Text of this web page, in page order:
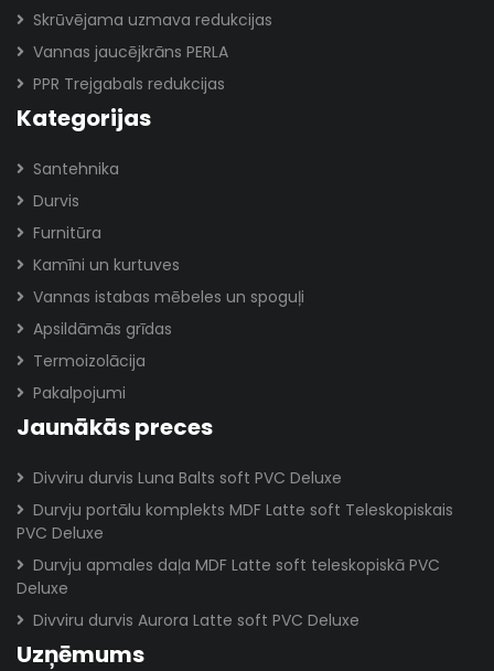
Skrūvējama uzmava redukcijas
Vannas jaucējkrāns PERLA
PPR Trejgabals redukcijas
Kategorijas
Santehnika
Durvis
Furnitūra
Kamīni un kurtuves
Vannas istabas mēbeles un spoguļi
Apsildāmās grīdas
Termoizolācija
Pakalpojumi
Jaunākās preces
Divviru durvis Luna Balts soft PVC Deluxe
Durvju portālu komplekts MDF Latte soft Teleskopiskais
PVC Deluxe
Durvju apmales daļa MDF Latte soft teleskopiskā PVC
Deluxe
Divviru durvis Aurora Latte soft PVC Deluxe
Uzņēmums